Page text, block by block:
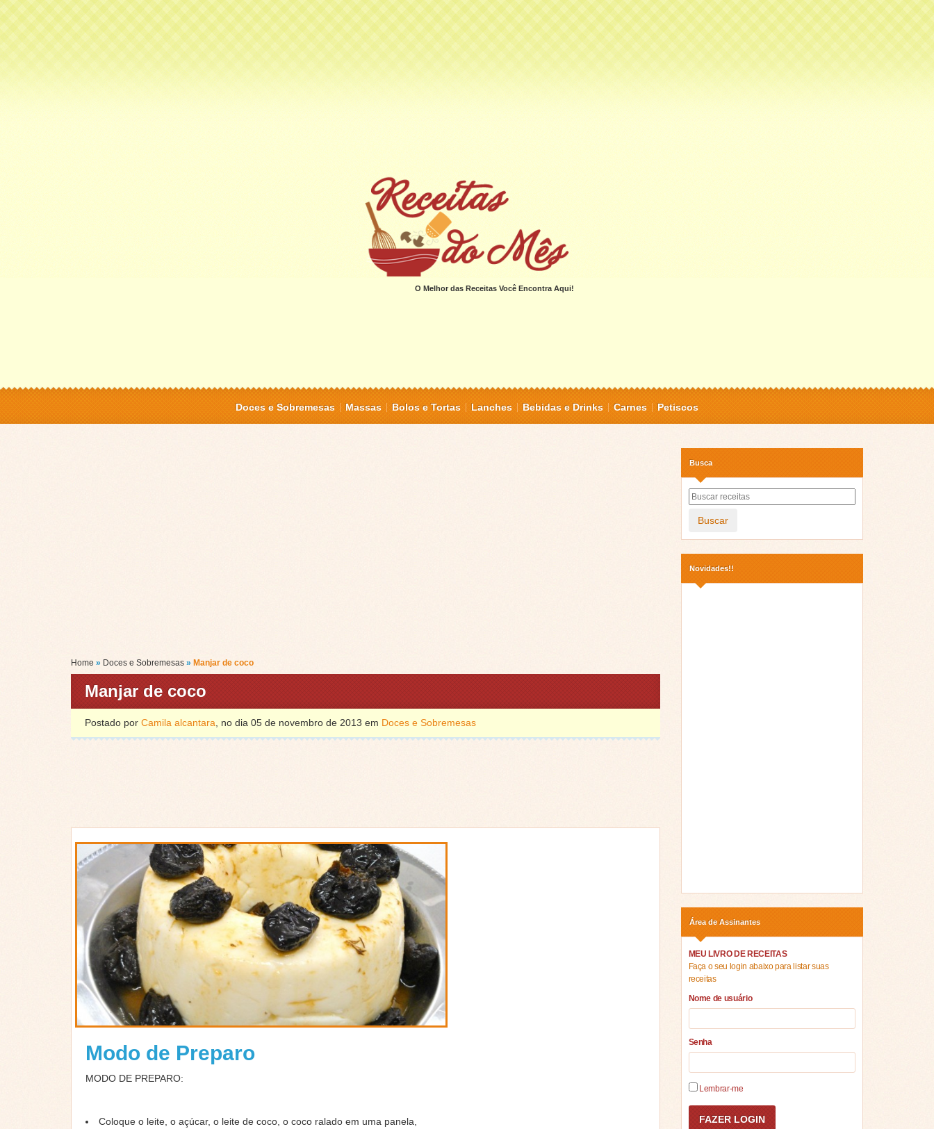
O Melhor das Receitas Você Encontra Aqui!
Doces e Sobremesas Massas Bolos e Tortas Lanches Bebidas e Drinks Carnes Petiscos
Home » Doces e Sobremesas » Manjar de coco
Manjar de coco
Postado por Camila alcantara, no dia 05 de novembro de 2013 em Doces e Sobremesas
Modo de Preparo
MODO DE PREPARO:
Coloque o leite , o açúcar, o leite de coco, o coco ralado em uma panela,
Busca
Buscar
Novidades!!
Área de Assinantes
MEU LIVRO DE RECEITAS
Faça o seu login abaixo para listar suas
receitas
Nome de usuário
Senha
Lembrar-me